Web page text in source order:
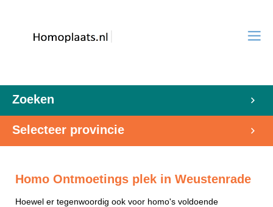
Zoeken
Selecteer provincie
Homo Ontmoetings plek in Weustenrade
Hoewel er tegenwoordig ook voor homo's voldoende